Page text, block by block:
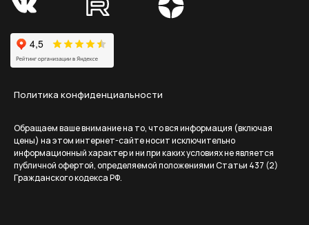
Политика конфиденциальности
Обращаем ваше внимание на то, что вся информация (включая
цены) на этом интернет-сайте носит исключительно
информационный характер и ни при каких условиях не является
публичной офертой, определяемой положениями Статьи 437 (2)
Гражданского кодекса РФ.